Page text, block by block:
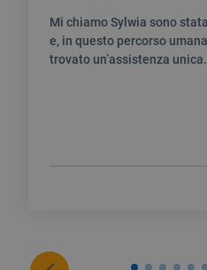
Mi chiamo Sylwia sono
e, in questo percorso
trovato un’assistenza unica.